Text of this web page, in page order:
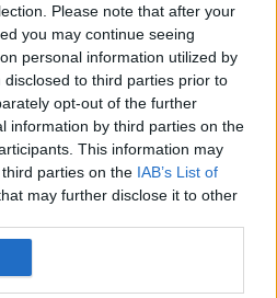
Please note that after your
you may continue seeing
personal information utilized by
to third parties prior to
opt-out of the further
information by third parties on the
This information may
parties on the IAB’s List of
may further disclose it to other